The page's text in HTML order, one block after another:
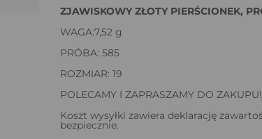
ZJAWISKOWY ZŁOTY PIERŚCIONEK,
WAGA:7,52 g
PRÓBA: 585
ROZMIAR: 19
POLECAMY I ZAPRASZAMY DO ZAKUPU!
Koszt wysyłki zawiera deklarację
bezpiecznie.